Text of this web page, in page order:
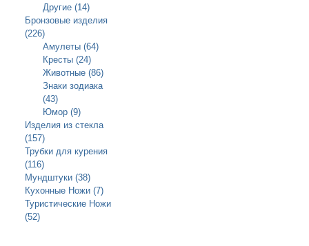
Другие (14)
Бронзовые изделия
(226)
Амулеты (64)
Кресты (24)
Животные (86)
Знаки зодиака
(43)
Юмор (9)
Изделия из стекла
(157)
Трубки для курения
(116)
Мундштуки (38)
Кухонные Ножи (7)
Туристические Ножи
(52)